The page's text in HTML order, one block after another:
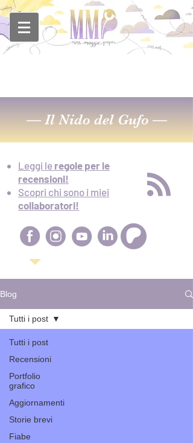
— Il Nido del Gufo —
Leggi le regole per le
recensioni!
Scopri chi sono i miei
collaboratori!
Blog
Tutti i post
Recensioni
Portfolio
grafico
Aggiornamenti
Storie brevi
Fiabe
Tutti i post